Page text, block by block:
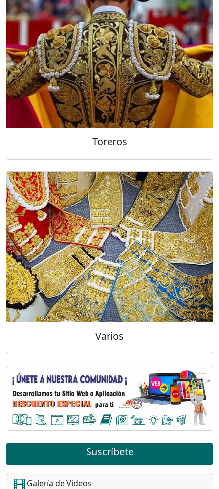
Toreros
Varios
Suscríbete
Galería de Videos